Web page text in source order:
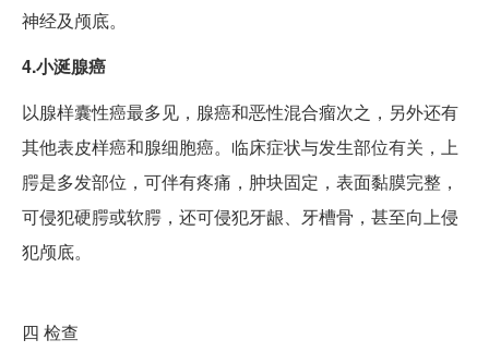
神经及颅底。
4.小涎腺癌
以腺样囊性癌最多见，腺癌和恶性混合瘤次之，另外还有
其他表皮样癌和腺细胞癌。临床症状与发生部位有关，上
腭是多发部位，可伴有疼痛，肿块固定，表面黏膜完整，
可侵犯硬腭或软腭，还可侵犯牙龈、牙槽骨，甚至向上侵
犯颅底。
四 检查